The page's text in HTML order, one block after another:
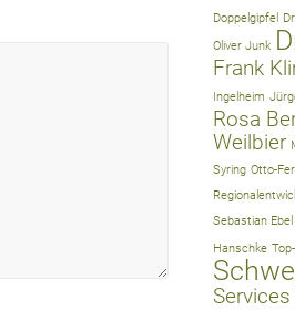
Doppelgipfel
Oliver Junk
Frank
Ingelheim
Rosa
Weilbier
Syring Otto-
Sebastian Ebel
Hanschke
Services